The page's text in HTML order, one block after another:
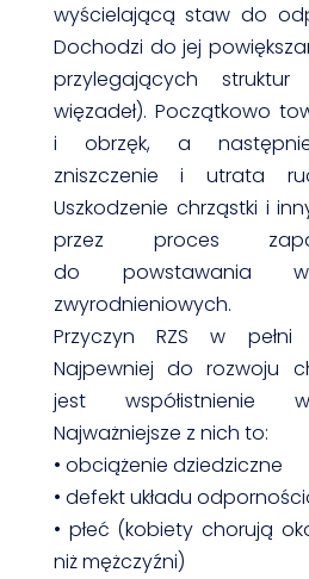
wyścielającą staw do
Dochodzi do jej
przylegających struktur
więzadeł). Początkowo
i obrzęk, a następnie
zniszczenie i utrata
Uszkodzenie chrząstki i
przez proces
do powstawania
zwyrodnieniowych.
Przyczyn RZS w pełni
Najpewniej do rozwoju
jest współistnienie
Najważniejsze z nich to:
• obciążenie dziedziczne
• defekt układu
• płeć (kobiety chorują
niż mężczyźni)